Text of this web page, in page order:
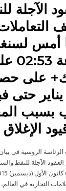
الآجلة
أمس
على
حتى
بسبب
الآجلة للنفط
التجارية في